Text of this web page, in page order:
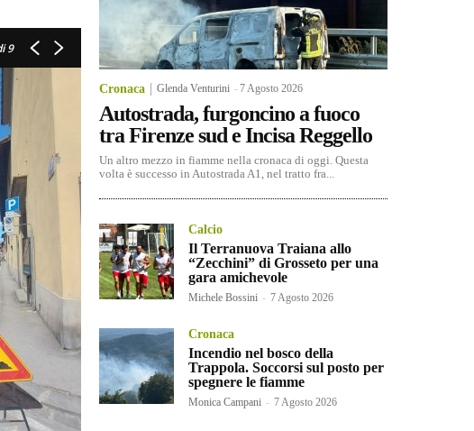
9
Cronaca Glenda Venturini -7 Agosto 2026
Autostrada, furgoncino a fuoco
tra Firenze sud e Incisa Reggello
Un altro mezzo in fiamme nella cronaca di oggi. Questa
volta è successo in Autostrada A1, nel tratto fra...
Calcio
Il Terranuova Traiana allo
“Zecchini” di Grosseto per una
gara amichevole
Michele Bossini - 7 Agosto 2026
Cronaca
Incendio nel bosco della
Trappola. Soccorsi sul posto per
spegnere le fiamme
Monica Campani - 7 Agosto 2026